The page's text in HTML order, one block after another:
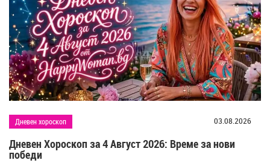
Дневен хороскоп 03.08.2026
Дневен Хороскоп за 4 Август 2026: Време за нови
победи